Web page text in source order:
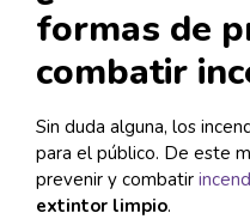
formas de
combatir
Sin duda alguna, los
para el público. De este
prevenir y combatir
extintor limpio.